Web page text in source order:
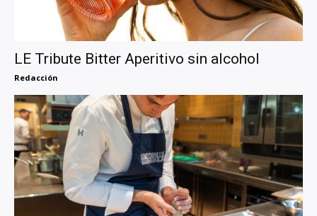
LE Tribute Bitter Aperitivo sin alcohol
Redacción